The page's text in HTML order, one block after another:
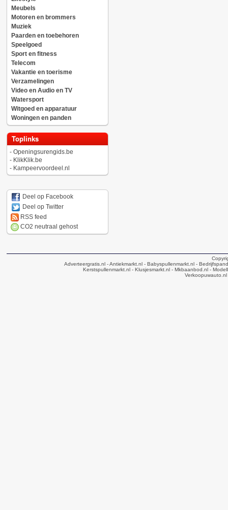
Meubels
Motoren en brommers
Muziek
Paarden en toebehoren
Speelgoed
Sport en fitness
Telecom
Vakantie en toerisme
Verzamelingen
Video en Audio en TV
Watersport
Witgoed en apparatuur
Woningen en panden
Toplinks
- Openingsurengids.be
- KlikKlik.be
- Kampeervoordeel.nl
Deel op Facebook
Deel op Twitter
RSS feed
CO2 neutraal gehost
Adverteergratis.nl - Antiekmarkt.nl - Babyspullenmarkt.nl -
Kerstspullenmarkt.nl - Klusjesmarkt.nl - Mkbaanbod.nl -
Verkoopuwauto.nl